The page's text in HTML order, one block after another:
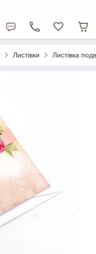
Листівки Листівка